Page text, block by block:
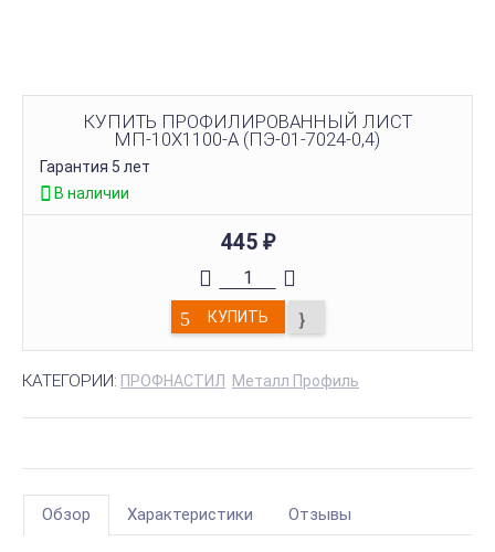
КУПИТЬ ПРОФИЛИРОВАННЫЙ ЛИСТ
МП-10Х1100-A (ПЭ-01-7024-0,4)
Гарантия 5 лет
В наличии
445 ₽
КУПИТЬ
КАТЕГОРИИ: ПРОФНАСТИЛ Металл Профиль
Обзор Характеристики Отзывы